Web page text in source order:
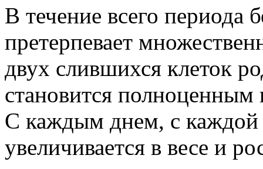
В течение всего периода
претерпевает
двух слившихся клеток
становится полноценным
С каждым днем, с каждой
увеличивается в весе и